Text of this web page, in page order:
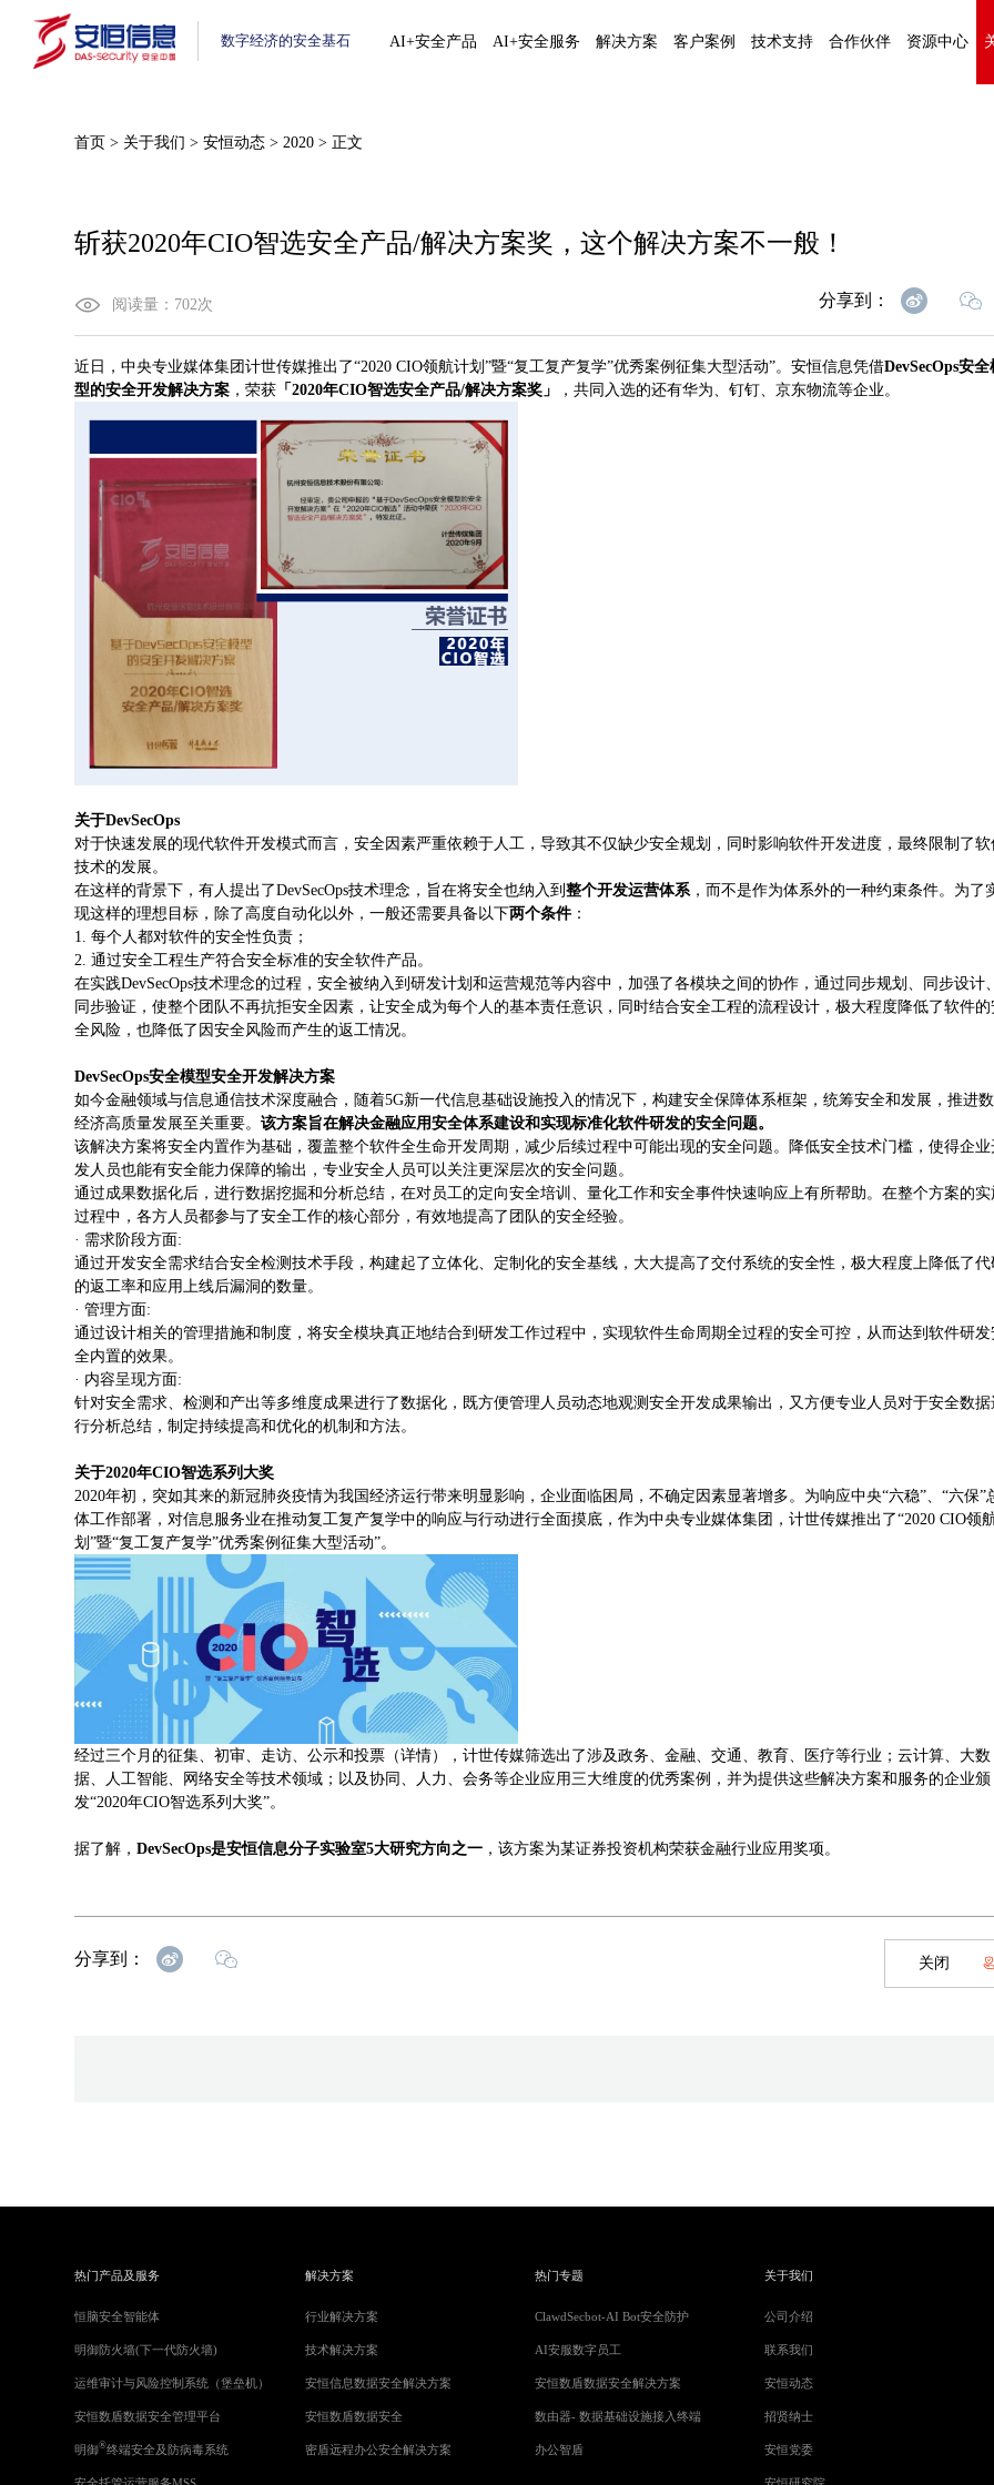
数字经济的安全基石 AI+安全产品 AI+安全服务 解决方案 客户案例 技术支持 合作伙伴 资源中心
首页 > 关于我们 >安恒动态 >2020 > 正文
斩获2020年CIO智选安全产品/解决方案奖，这个解决方案不一般！
阅读量： 702次 分享到：
近日，中央专业媒体集团计世传媒推出了“2020 CIO领航计划”暨“复工复产复学”优秀案例征集大型活动”。安恒信息凭借DevSecOps安全
型的安全开发解决方案 ，荣获 「2020年CIO智选安全产品/解决方案奖」 ，共同入选的还有华为、钉钉、京东物流等企业。
关于DevSecOps
对于快速发展的现代软件开发模式而言，安全因素严重依赖于人工，导致其不仅缺少安全规划，同时影响软件开发进度，最终限制了软
技术的发展。
在这样的背景下，有人提出了DevSecOps技术理念，旨在将安全也纳入到整个开发运营体系 ，而不是作为体系外的一种约束条件。为了
现这样的理想目标，除了高度自动化以外，一般还需要具备以下两个条件：
1. 每个人都对软件的安全性负责；
2. 通过安全工程生产符合安全标准的安全软件产品。
在实践DevSecOps技术理念的过程，安全被纳入到研发计划和运营规范等内容中，加强了各模块之间的协作，通过同步规划、同步设计
同步验证，使整个团队不再抗拒安全因素，让安全成为每个人的基本责任意识，同时结合安全工程的流程设计，极大程度降低了软件的
全风险，也降低了因安全风险而产生的返工情况。
DevSecOps安全模型安全开发解决方案
如今金融领域与信息通信技术深度融合，随着5G新一代信息基础设施投入的情况下，构建安全保障体系框架，统筹安全和发展，推进
经济高质量发展至关重要。该方案旨在解决金融应用安全体系建设和实现标准化软件研发的安全问题。
该解决方案将安全内置作为基础，覆盖整个软件全生命开发周期，减少后续过程中可能出现的安全问题。降低安全技术门槛，使得企业
发人员也能有安全能力保障的输出，专业安全人员可以关注更深层次的安全问题。
通过成果数据化后，进行数据挖掘和分析总结，在对员工的定向安全培训、量化工作和安全事件快速响应上有所帮助。在整个方案的实
过程中，各方人员都参与了安全工作的核心部分，有效地提高了团队的安全经验。
· 需求阶段方面:
通过开发安全需求结合安全检测技术手段，构建起了立体化、定制化的安全基线，大大提高了交付系统的安全性，极大程度上降低了代
的返工率和应用上线后漏洞的数量。
· 管理方面:
通过设计相关的管理措施和制度，将安全模块真正地结合到研发工作过程中，实现软件生命周期全过程的安全可控，从而达到软件研发
全内置的效果。
· 内容呈现方面:
针对安全需求、检测和产出等多维度成果进行了数据化，既方便管理人员动态地观测安全开发成果输出，又方便专业人员对于安全数据
行分析总结，制定持续提高和优化的机制和方法。
关于2020年CIO智选系列大奖
2020年初，突如其来的新冠肺炎疫情为我国经济运行带来明显影响，企业面临困局，不确定因素显著增多。为响应中央“六稳”、“六保”
体工作部署，对信息服务业在推动复工复产复学中的响应与行动进行全面摸底，作为中央专业媒体集团，计世传媒推出了“2020 CIO领
划”暨“复工复产复学”优秀案例征集大型活动”。
经过三个月的征集、初审、走访、公示和投票（详情），计世传媒筛选出了涉及政务、金融、交通、教育、医疗等行业；云计算、大数
据、人工智能、网络安全等技术领域；以及协同、人力、会务等企业应用三大维度的优秀案例，并为提供这些解决方案和服务的企业颁
发“2020年CIO智选系列大奖”。
据了解，DevSecOps是安恒信息分子实验室5大研究方向之一 ，该方案为某证券投资机构荣获金融行业应用奖项。
分享到： 关闭
热门产品及服务
恒脑安全智能体
明御防火墙(下一代防火墙)
运维审计与风险控制系统（堡垒机）
安恒数盾数据安全管理平台
明御®终端安全及防病毒系统
解决方案
行业解决方案
技术解决方案
安恒信息数据安全解决方案
安恒数盾数据安全
密盾远程办公安全解决方案
热门专题
ClawdSecbot-AI Bot安全防护
AI安服数字员工
安恒数盾数据安全解决方案
数由器- 数据基础设施接入终端
办公智盾
关于我们
公司介绍
联系我们
安恒动态
招贤纳士
安恒党委